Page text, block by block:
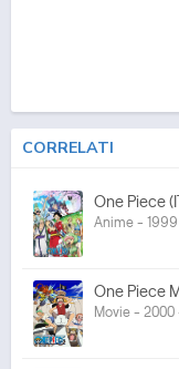
CORRELATI
One Piece
Anime -
One Piece
Movie -